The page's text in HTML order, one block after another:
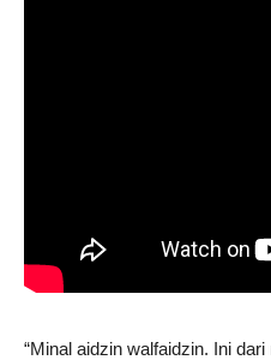
“Minal aidzin walfaidzin. Ini